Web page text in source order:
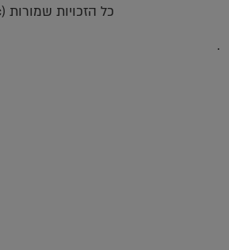
כל הזכויות שמורות (c)
.